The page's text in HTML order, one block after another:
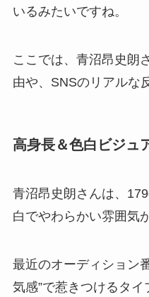
いるみたいですね。
ここでは、青沼昂史朗
由や、SNSのリアルな
高身長＆色白ビジュ
青沼昂史朗さんは、
白でやわらかい雰囲気
最近のオーディション
気感”で惹きつけるタイ